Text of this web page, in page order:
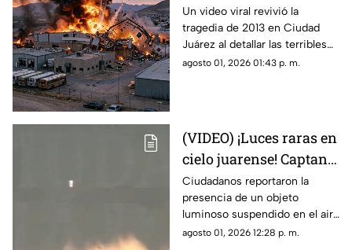
muerto una de las
víctimas de la
explosión de una
maquiladora en Ciudad
Un video viral revivió la
tragedia de 2013 en Ciudad
Juárez al detallar las terribles
quemaduras internas que
agosto 01, 2026 01:43 p. m.
(VIDEO) ¡Luces raras en
cielo juarense! Captan
luz de extraña forma
que asemeja un OVNI
Ciudadanos reportaron la
presencia de un objeto
luminoso suspendido en el aire
que no coincidía con drones ni
agosto 01, 2026 12:28 p. m.